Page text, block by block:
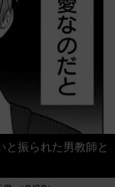
と振られた男教師と